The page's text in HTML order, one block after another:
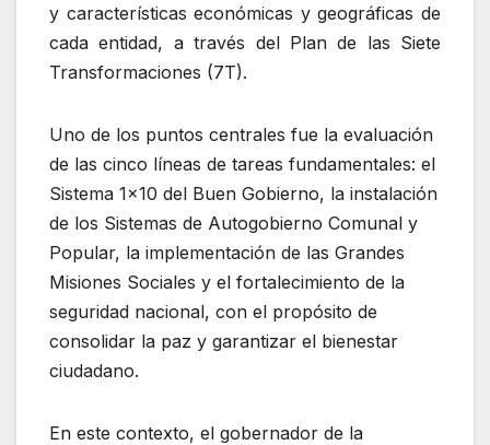
y características económicas y geográficas de
cada entidad, a través del Plan de las Siete
Transformaciones (7T).
Uno de los puntos centrales fue la evaluación
de las cinco líneas de tareas fundamentales: el
Sistema 1×10 del Buen Gobierno, la instalación
de los Sistemas de Autogobierno Comunal y
Popular, la implementación de las Grandes
Misiones Sociales y el fortalecimiento de la
seguridad nacional, con el propósito de
consolidar la paz y garantizar el bienestar
ciudadano.
En este contexto, el gobernador de la